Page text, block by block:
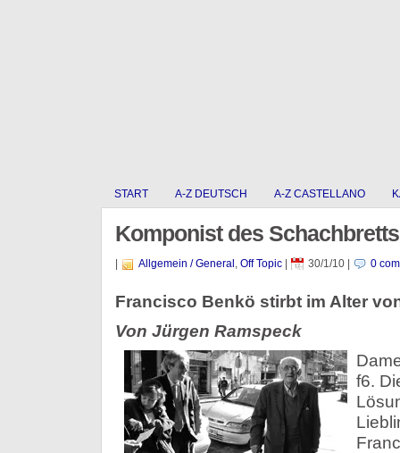
START A-Z DEUTSCH A-Z CASTELLANO
Komponist des Schachbretts
Allgemein / General , Off Topic| 30/1/10| 0
Francisco Benkö stirbt im Alter
Von Jürgen Ramspeck
f6.